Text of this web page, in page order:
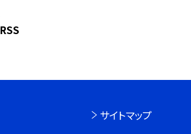
RSS
サイトマップ